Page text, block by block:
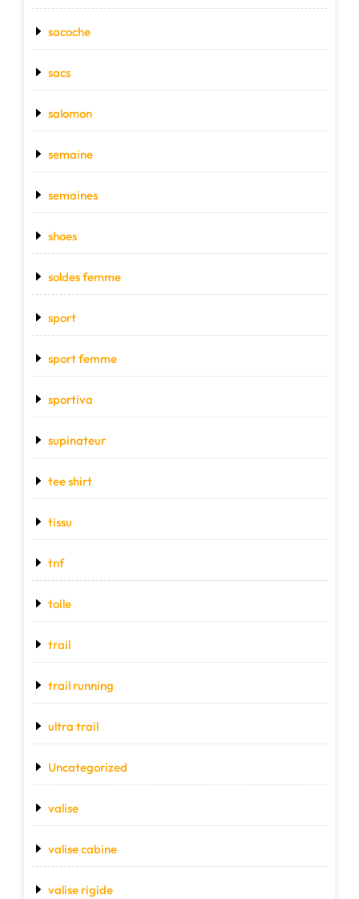
sacoche
sacs
salomon
semaine
semaines
shoes
soldes femme
sport
sport femme
sportiva
supinateur
tee shirt
tissu
tnf
toile
trail
trail running
ultra trail
Uncategorized
valise
valise cabine
valise rigide